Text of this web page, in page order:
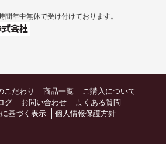
年中無休で受け付けております。
こだわり 商品一覧
ご購入について
グ お問い合わせ
よくある質問
基づく表示
個人情報保護方針